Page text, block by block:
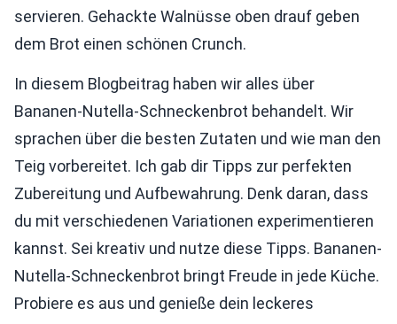
servieren. Gehackte Walnüsse oben drauf geben
dem Brot einen schönen Crunch.
In diesem Blogbeitrag haben wir alles über
Bananen-Nutella-Schneckenbrot behandelt. Wir
sprachen über die besten Zutaten und wie man den
Teig vorbereitet. Ich gab dir Tipps zur perfekten
Zubereitung und Aufbewahrung. Denk daran, dass
du mit verschiedenen Variationen experimentieren
kannst. Sei kreativ und nutze diese Tipps. Bananen-
Nutella-Schneckenbrot bringt Freude in jede Küche.
Probiere es aus und genieße dein leckeres